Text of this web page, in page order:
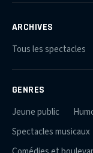
ARCHIVES
Tous les spectacles
GENRES
Jeune public
Spectacles musicaux